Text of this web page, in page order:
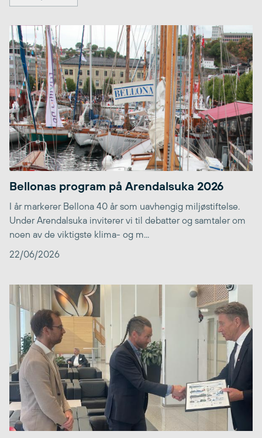
Bellonas program på Arendalsuka 2026
I år markerer Bellona 40 år som uavhengig miljøstiftelse.
Under Arendalsuka inviterer vi til debatter og samtaler om
noen av de viktigste klima- og m...
22/06/2026